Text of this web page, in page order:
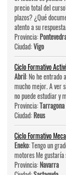
precio total del
plazos? ¿Qué
atento a su
Provincia:
Ciudad:Vigo
Ciclo Formativo
Abril: No he entrado
mucho mejor. A ver
no puede estudiar y
Provincia:Tarragona
Ciudad:Reus
Ciclo Formativo
Eneko: Tengo un
motores Me
Provincia:Navarra